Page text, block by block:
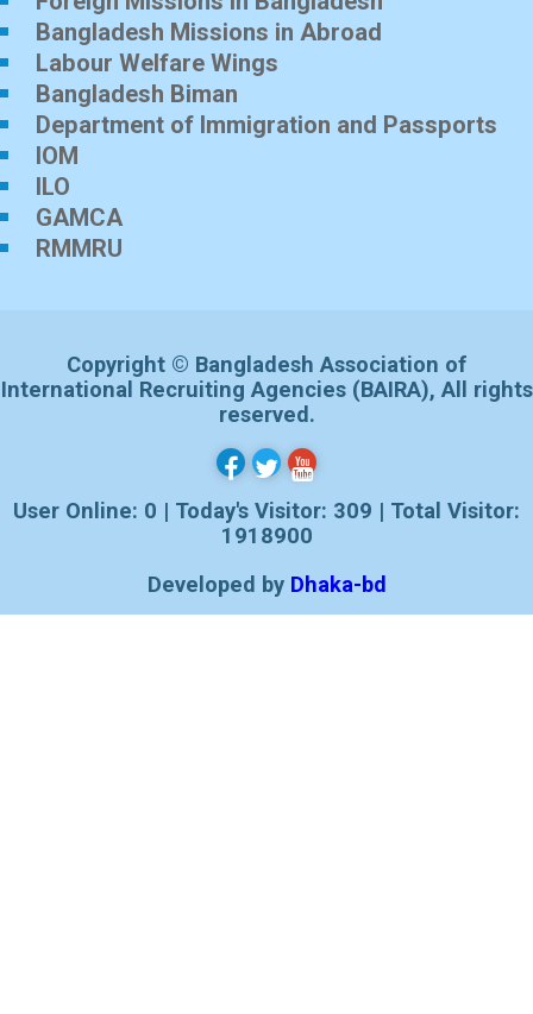
Bangladesh Missions in Abroad
Labour Welfare Wings
Bangladesh Biman
Department of Immigration and Passports
IOM
ILO
GAMCA
RMMRU
Copyright © Bangladesh Association of
International Recruiting Agencies (BAIRA), All rights
reserved.
User Online: 0 | Today's Visitor: 309 | Total Visitor:
1918900
Developed by Dhaka-bd